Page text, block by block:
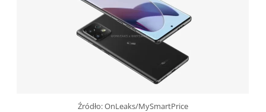
Źródło: OnLeaks/MySmartPrice